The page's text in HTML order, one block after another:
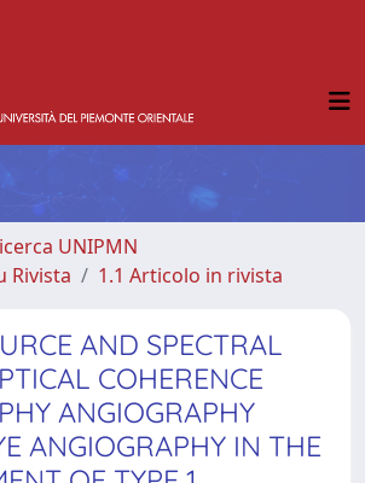
UNIPMN
Rivista
1.1 Articolo in rivista
AND SPECTRAL
COHERENCE
ANGIOGRAPHY
ANGIOGRAPHY IN THE